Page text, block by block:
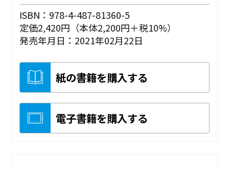
ISBN：978-4-487-81360-5
定価2,420円（本体2,200円＋税10%）
発売年月日：2021年02月22日
紙の書籍を購入する
電子書籍を購入する